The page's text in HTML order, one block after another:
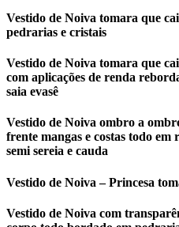
Vestido de Noiva tomara que
pedrarias e cristais
Vestido de Noiva tomara que
com aplicações de renda
saia evasê
Vestido de Noiva ombro a
frente mangas e costas todo
semi sereia e cauda
Vestido de Noiva – Princesa
Vestido de Noiva com